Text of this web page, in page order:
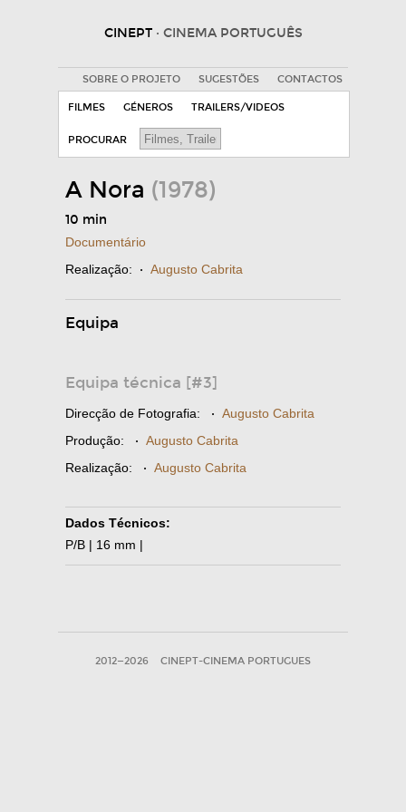
CINEPT · CINEMA PORTUGUÊS
SOBRE O PROJETO SUGESTÕES CONTACTOS
FILMES GÉNEROS TRAILERS/VIDEOS
PROCURAR
A Nora (1978)
10 min
Documentário
Realização: · Augusto Cabrita
Equipa
Equipa técnica [#3]
Direcção de Fotografia: · Augusto Cabrita
Produção: · Augusto Cabrita
Realização: · Augusto Cabrita
Dados Técnicos:
P/B | 16 mm |
2012—2026 CINEPT-CINEMA PORTUGUES